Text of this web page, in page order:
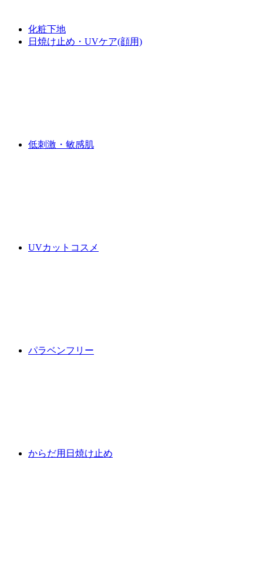
化粧下地
日焼け止め・UVケア(顔用)
低刺激・敏感肌
UVカットコスメ
パラベンフリー
からだ用日焼け止め